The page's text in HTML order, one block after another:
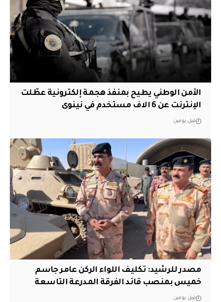
الأمن الوطني يطيح بمنفذ هجمة إلكترونية عطّلت
الإنترنت عن 6 الاف مستخدم في نينوى
قبل يومين
مصدر للرشيد: تكليف اللواء الركن عامر جاسم
خميس بمنصب قائد الفرقة المدرعة التاسعة
قبل يومين